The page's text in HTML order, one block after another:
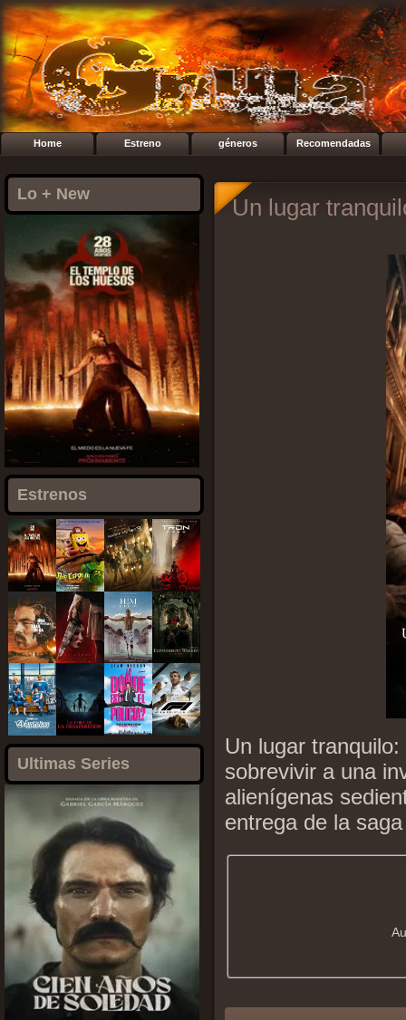
Home Estreno géneros Recomendadas
Lo + New
Estrenos
Ultimas Series
Un lugar
Un lugar
sobrevivir a una
alienígenas
entrega de la